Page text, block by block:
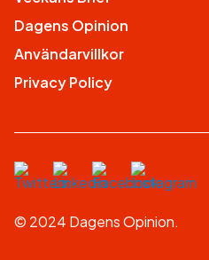
Dagens Opinion
Användarvillkor
Privacy Policy
© 2024 Dagens Opinion.